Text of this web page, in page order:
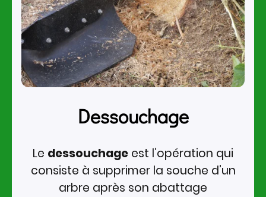
Dessouchage
Le dessouchage est l’opération qui
consiste à supprimer la souche d’un
arbre après son abattage